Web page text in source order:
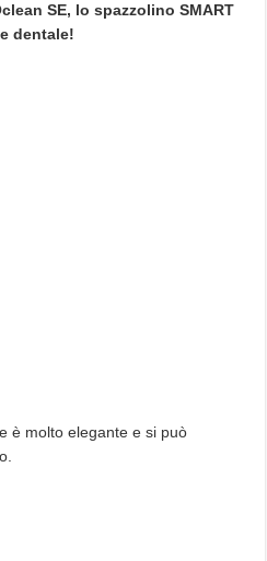
SE, lo spazzolino SMART
dentale!
è molto elegante e si può